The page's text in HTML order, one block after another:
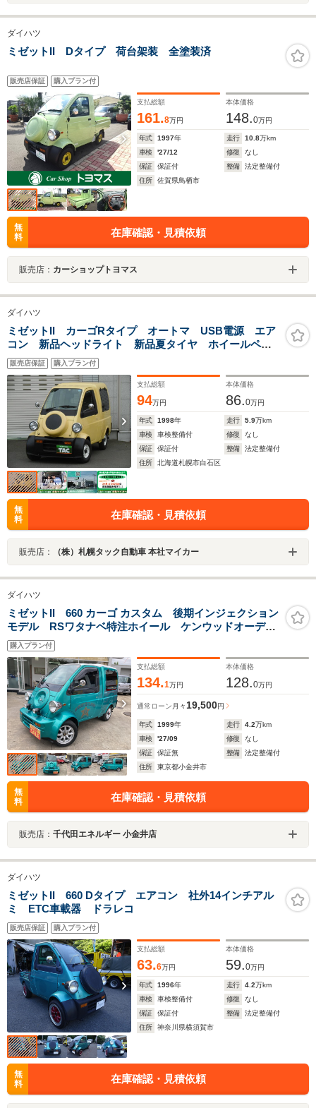
ダイハツ
ミゼットII Dタイプ 荷台架装 全塗装済
販売店保証 購入プラン付
支払総額
161.8万円
本体価格
148.0万円
年式 1997年 走行 10.8万km
車検
'27/12 修復
なし
保証
保証付 整備
法定整備付
住所
佐賀県鳥栖市
無
料
在庫確認・見積依頼
販売店： カーショップトヨマス
ダイハツ
ミゼットII カーゴRタイプ オートマ USB電源 エア
コン 新品ヘッドライト 新品夏タイヤ ホイールペイ
ント
販売店保証 購入プラン付
支払総額
94万円
本体価格
86.0万円
年式 1998年 走行 5.9万km
車検
車検整備付 修復
なし
保証
保証付 整備
法定整備付
住所
北海道札幌市白石区
無
料
在庫確認・見積依頼
販売店： （株）札幌タック自動車 本社マイカー
ダイハツ
ミゼットII 660 カーゴ カスタム 後期インジェクション
モデル RSワタナベ特注ホイール ケンウッドオーディ
オ ETC バックカメラ ウッドステアリング フォグ
ランプ オリジナルデカール オリジナル塗装
購入プラン付
支払総額
134.1万円
本体価格
128.0万円
通常ローン 月々19,500円
年式 1999年 走行 4.2万km
車検
'27/09 修復
なし
保証
保証無 整備
法定整備付
住所
東京都小金井市
無
料
在庫確認・見積依頼
販売店： 千代田エネルギー 小金井店
ダイハツ
ミゼットII 660 Dタイプ エアコン 社外14インチアル
ミ ETC車載器 ドラレコ
販売店保証 購入プラン付
支払総額
63.6万円
本体価格
59.0万円
年式 1996年 走行 4.2万km
車検
車検整備付 修復
なし
保証
保証付 整備
法定整備付
住所
神奈川県横須賀市
無
料
在庫確認・見積依頼